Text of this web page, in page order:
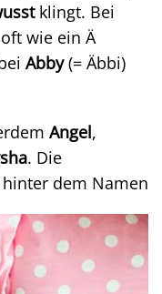
klingt. Bei
wie ein Ä
Abby(= Äbbi)
Angel,
. Die
dem Namen